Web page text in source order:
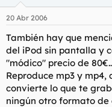
20 Abr 2006
También hay que
del iPod sin pantalla y
"módico" precio de
Reproduce mp3 y
convierte lo que te
ningún otro formato de